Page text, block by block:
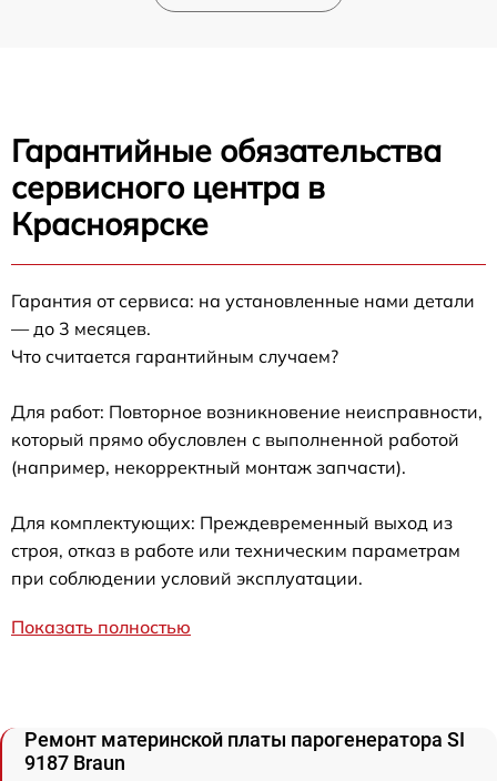
Гарантийные обязательства
сервисного центра в
Красноярске
Гарантия от сервиса: на установленные нами детали
— до 3 месяцев.
Что считается гарантийным случаем?
Для работ: Повторное возникновение неисправности,
который прямо обусловлен с выполненной работой
(например, некорректный монтаж запчасти).
Для комплектующих: Преждевременный выход из
строя, отказ в работе или техническим параметрам
при соблюдении условий эксплуатации.
Показать полностью
Ремонт материнской платы парогенератора SI
9187 Braun